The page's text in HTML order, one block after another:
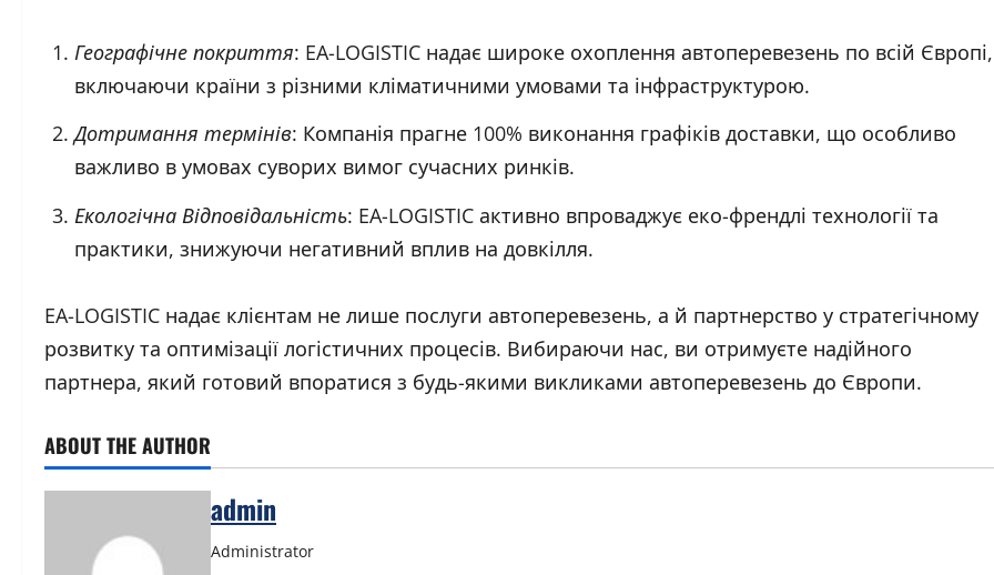
Географічне покриття: EA-LOGISTIC надає широке охоплення автоперевезень по всій Європі,
включаючи країни з різними кліматичними умовами та інфраструктурою.
Дотримання термінів: Компанія прагне 100% виконання графіків доставки, що особливо
важливо в умовах суворих вимог сучасних ринків.
Екологічна Відповідальність: EA-LOGISTIC активно впроваджує еко-френдлі технології та
практики, знижуючи негативний вплив на довкілля.
EA-LOGISTIC надає клієнтам не лише послуги автоперевезень, а й партнерство у стратегічному
розвитку та оптимізації логістичних процесів. Вибираючи нас, ви отримуєте надійного
партнера, який готовий впоратися з будь-якими викликами автоперевезень до Європи.
ABOUT THE AUTHOR
admin
Administrator